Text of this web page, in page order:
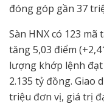
đóng góp gần 37
Sàn HNX có 123 mã
tăng 5,03 điểm
lượng khớp lệnh
2.135 tỷ đồng. Giao
triệu đơn vị, giá trị